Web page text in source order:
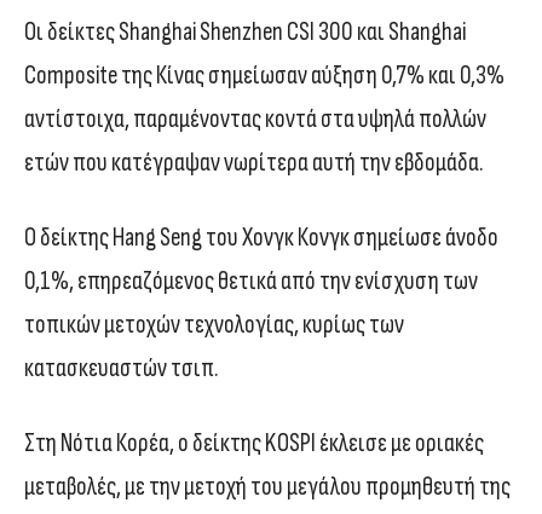
Οι δείκτες Shanghai Shenzhen CSI 300 και Shanghai
Composite της Κίνας σημείωσαν αύξηση 0,7% και 0,3%
αντίστοιχα, παραμένοντας κοντά στα υψηλά πολλών
ετών που κατέγραψαν νωρίτερα αυτή την εβδομάδα.
Ο δείκτης Hang Seng του Χονγκ Κονγκ σημείωσε άνοδο
0,1%, επηρεαζόμενος θετικά από την ενίσχυση των
τοπικών μετοχών τεχνολογίας, κυρίως των
κατασκευαστών τσιπ.
Στη Νότια Κορέα, ο δείκτης KOSPI έκλεισε με οριακές
μεταβολές, με την μετοχή του μεγάλου προμηθευτή της